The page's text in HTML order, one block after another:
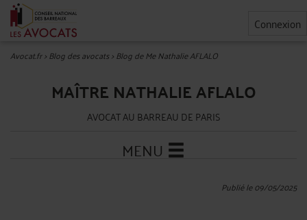
Connexion
Avocat.fr>Blog des avocats>Blog de Me Nathalie AFLALO
MAÎTRE NATHALIE AFLALO
AVOCAT AU BARREAU DE PARIS
MENU
Publié le 09/05/2025